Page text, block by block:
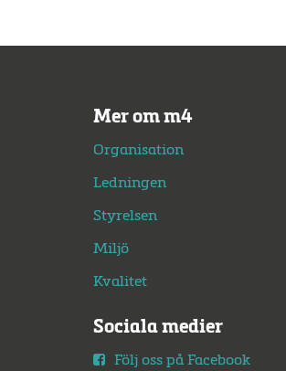
Mer om m4
Organisation
Ledningen
Styrelsen
Miljö
Kvalitet
Sociala medier
Följ oss på Facebook